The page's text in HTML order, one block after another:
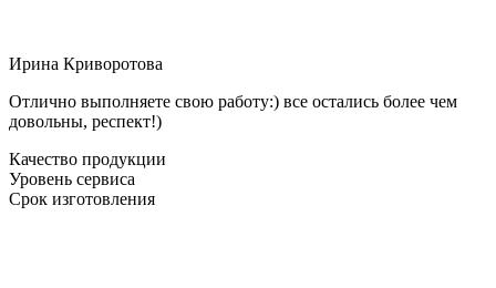
Ирина Криворотова
Отлично выполняете свою работу:) все остались более чем
довольны, респект!)
Качество продукции
Уровень сервиса
Срок изготовления